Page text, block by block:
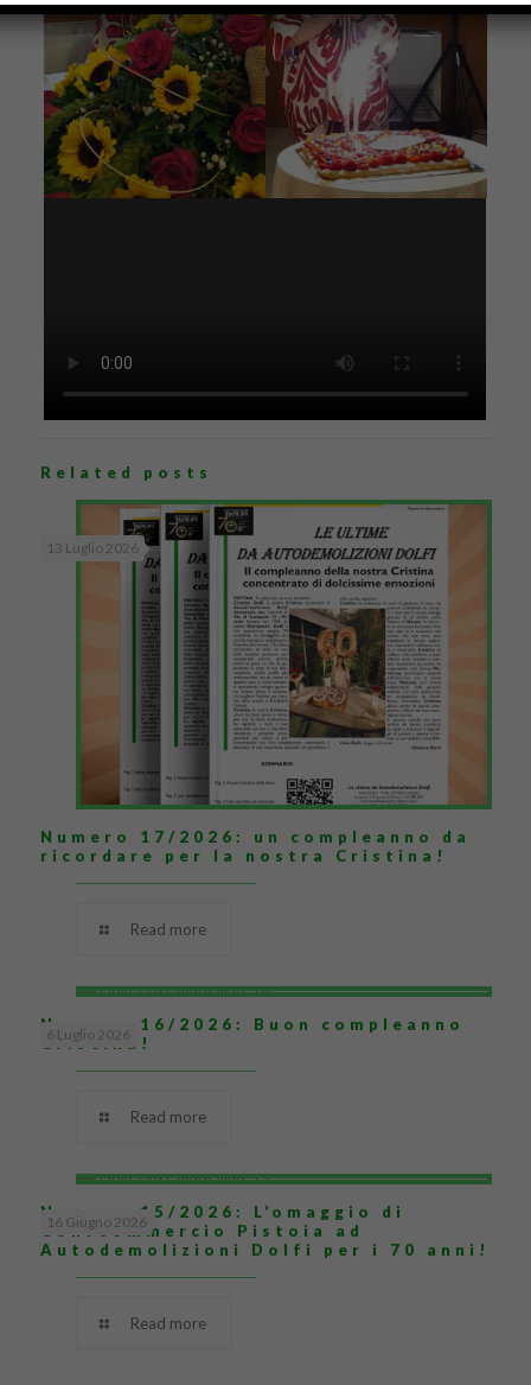
Related posts
13 Luglio 2026
Numero 17/2026: un compleanno da
ricordare per la nostra Cristina!
Read more
6 Luglio 2026
Numero 16/2026: Buon compleanno
Cristina!
Read more
16 Giugno 2026
Numero 15/2026: L’omaggio di
Confcommercio Pistoia ad
Autodemolizioni Dolfi per i 70 anni!
Read more